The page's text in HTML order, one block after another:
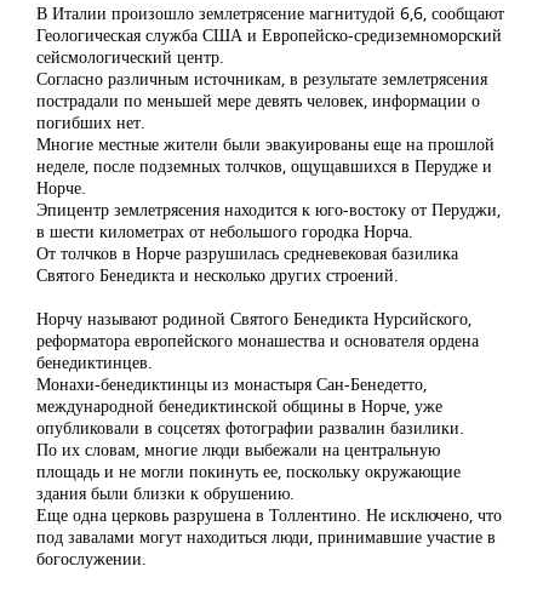
В Италии произошло землетрясение магнитудой 6,6, сообщают
Геологическая служба США и Европейско-средиземноморский
сейсмологический центр.
Согласно различным источникам, в результате землетрясения
пострадали по меньшей мере девять человек, информации о
погибших нет.
Многие местные жители были эвакуированы еще на прошлой
неделе, после подземных толчков, ощущавшихся в Перудже и
Норче.
Эпицентр землетрясения находится к юго-востоку от Перуджи,
в шести километрах от небольшого городка Норча.
От толчков в Норче разрушилась средневековая базилика
Святого Бенедикта и несколько других строений.
Норчу называют родиной Святого Бенедикта Нурсийского,
реформатора европейского монашества и основателя ордена
бенедиктинцев.
Монахи-бенедиктинцы из монастыря Сан-Бенедетто,
международной бенедиктинской общины в Норче, уже
опубликовали в соцсетях фотографии развалин базилики.
По их словам, многие люди выбежали на центральную
площадь и не могли покинуть ее, поскольку окружающие
здания были близки к обрушению.
Еще одна церковь разрушена в Толлентино. Не исключено, что
под завалами могут находиться люди, принимавшие участие в
богослужении.